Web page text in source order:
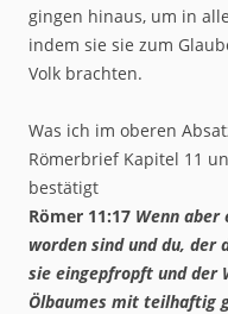
gingen hinaus, um in
indem sie sie zum
Volk brachten.
Was ich im oberen
Römerbrief Kapitel 11
bestätigt
Römer 11:17 Wenn aber
worden sind und du,
sie eingepfropft und der
Ölbaumes mit teilhaftig